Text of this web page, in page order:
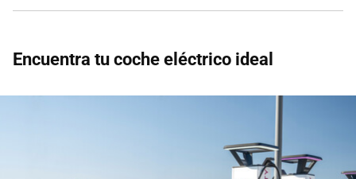
Encuentra tu coche eléctrico ideal